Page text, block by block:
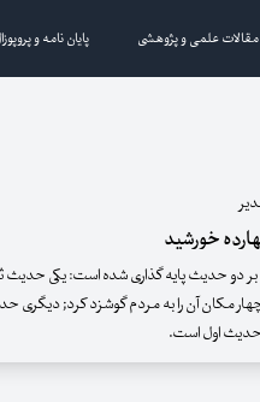
مقالات علمی و پژوهشی پایان نامه و
خورشید
حدیث پایه گذاری شده است: یکی حدیث
چهار مکان آن را به مردم گوشزد کرد;
اول است.